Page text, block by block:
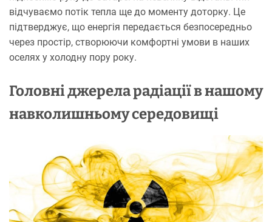
відчуваємо потік тепла ще до моменту доторку. Це
підтверджує, що енергія передається безпосередньо
через простір, створюючи комфортні умови в наших
оселях у холодну пору року.
Головні джерела радіації в нашому
навколишньому середовищі